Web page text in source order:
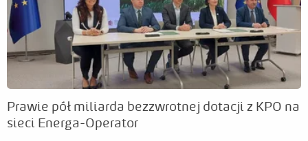
Prawie pół miliarda bezzwrotnej dotacji z KPO na
sieci Energa-Operator